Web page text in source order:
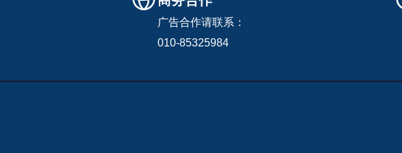
广告合作请联系：
010-85325984